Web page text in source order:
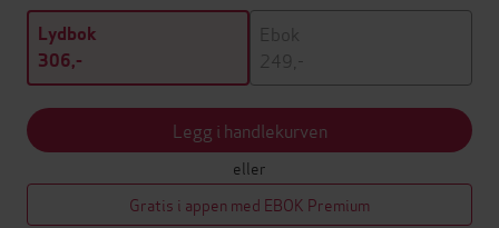
Lydbok
306,-
Ebok
249,-
Legg i handlekurven
eller
Gratis i appen med EBOK Premium